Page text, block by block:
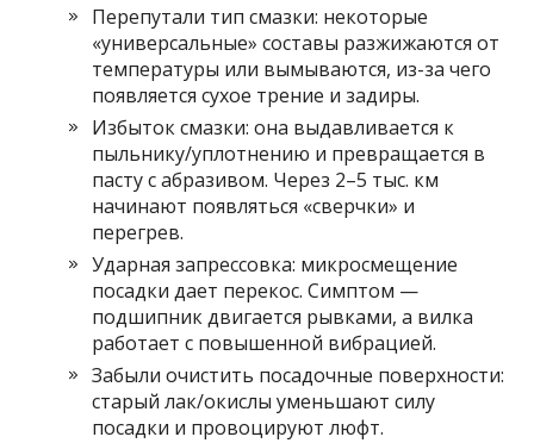
Перепутали тип смазки: некоторые
«универсальные» составы разжижаются от
температуры или вымываются, из-за чего
появляется сухое трение и задиры.
Избыток смазки: она выдавливается к
пыльнику/уплотнению и превращается в
пасту с абразивом. Через 2–5 тыс. км
начинают появляться «сверчки» и
перегрев.
Ударная запрессовка: микросмещение
посадки дает перекос. Симптом —
подшипник двигается рывками, а вилка
работает с повышенной вибрацией.
Забыли очистить посадочные поверхности:
старый лак/окислы уменьшают силу
посадки и провоцируют люфт.